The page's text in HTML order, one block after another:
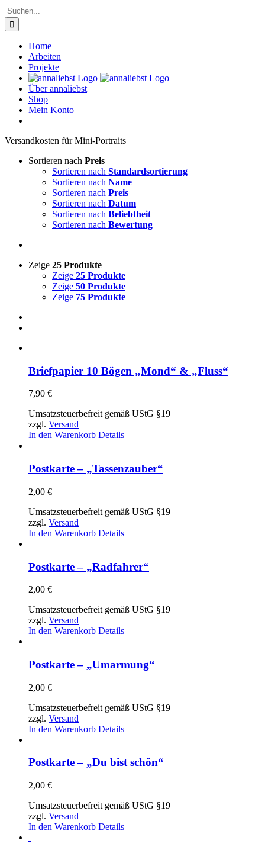
Zum
Inhalt
springen
Suche
nach:
Home
Arbeiten
Projekte
Über annaliebst
Shop
Mein Konto
Ver­sand­kos­ten für Mini-Por­traits
Sortieren nach Preis
Sortieren nach Standardsortierung
Sortieren nach Name
Sortieren nach Preis
Sortieren nach Datum
Sortieren nach Beliebtheit
Sortieren nach Bewertung
Zeige 25 Produkte
Zeige 25 Produkte
Zeige 50 Produkte
Zeige 75 Produkte
Briefpapier 10 Bögen „Mond“ & „Fluss“
7,90 €
Umsatzsteuerbefreit gemäß UStG §19
zzgl. Versand
In den Warenkorb Details
Postkarte – „Tassenzauber“
2,00 €
Umsatzsteuerbefreit gemäß UStG §19
zzgl. Versand
In den Warenkorb Details
Postkarte – „Radfahrer“
2,00 €
Umsatzsteuerbefreit gemäß UStG §19
zzgl. Versand
In den Warenkorb Details
Postkarte – „Umarmung“
2,00 €
Umsatzsteuerbefreit gemäß UStG §19
zzgl. Versand
In den Warenkorb Details
Postkarte – „Du bist schön“
2,00 €
Umsatzsteuerbefreit gemäß UStG §19
zzgl. Versand
In den Warenkorb Details